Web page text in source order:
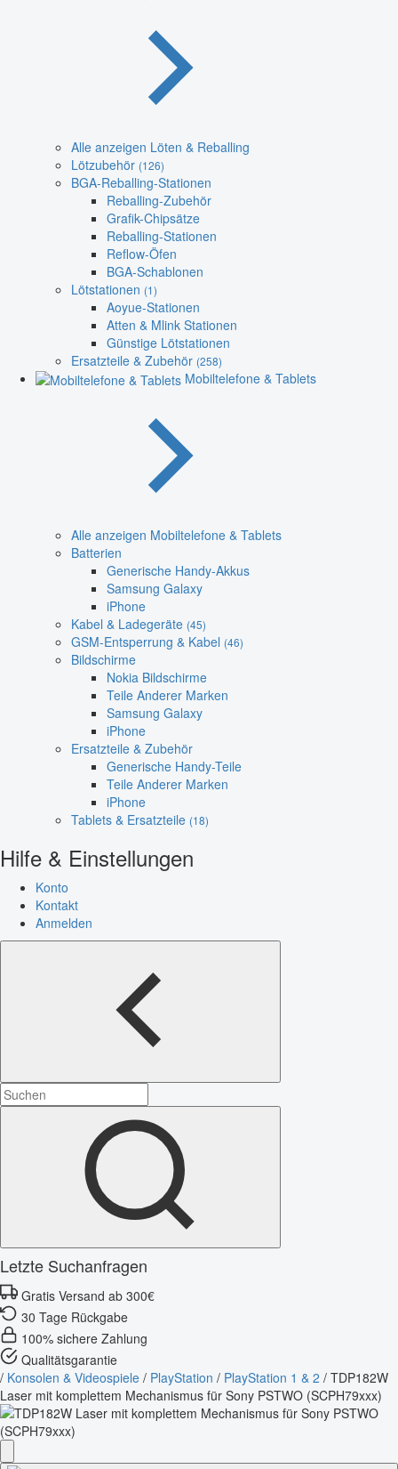
Alle anzeigen Löten & Reballing
Lötzubehör (126)
BGA-Reballing-Stationen
Reballing-Zubehör
Grafik-Chipsätze
Reballing-Stationen
Reflow-Öfen
BGA-Schablonen
Lötstationen (1)
Aoyue-Stationen
Atten & Mlink Stationen
Günstige Lötstationen
Ersatzteile & Zubehör (258)
Mobiltelefone & Tablets
Alle anzeigen Mobiltelefone & Tablets
Batterien
Generische Handy-Akkus
Samsung Galaxy
iPhone
Kabel & Ladegeräte (45)
GSM-Entsperrung & Kabel (46)
Bildschirme
Nokia Bildschirme
Teile Anderer Marken
Samsung Galaxy
iPhone
Ersatzteile & Zubehör
Generische Handy-Teile
Teile Anderer Marken
iPhone
Tablets & Ersatzteile (18)
Hilfe & Einstellungen
Konto
Kontakt
Anmelden
Letzte Suchanfragen
Gratis Versand ab 300€
30 Tage Rückgabe
100% sichere Zahlung
Qualitätsgarantie
/ Konsolen & Videospiele / PlayStation / PlayStation 1 & 2 / TDP182W
Laser mit komplettem Mechanismus für Sony PSTWO (SCPH79xxx)